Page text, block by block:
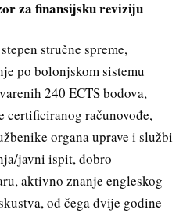
za finansijsku reviziju
stručne spreme,
po bolonjskom sistemu
240 ECTS bodova,
certificiranog računovođe,
organa uprave i službi
javni ispit, dobro
aktivno znanje engleskog
od čega dvije godine